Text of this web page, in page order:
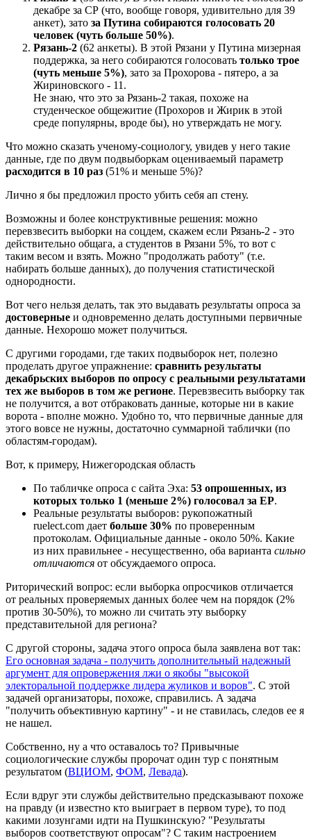
декабре за СР (что, вообще говоря, удивительно для 39
анкет), зато за Путина собираются голосовать 20
человек (чуть больше 50%).
Рязань-2 (62 анкеты). В этой Рязани у Путина мизерная
поддержка, за него собираются голосовать только трое
(чуть меньше 5%), зато за Прохорова - пятеро, а за
Жириновского - 11.
Не знаю, что это за Рязань-2 такая, похоже на
студенческое общежитие (Прохоров и Жирик в этой
среде популярны, вроде бы), но утверждать не могу.
Что можно сказать ученому-социологу, увидев у него такие
данные, где по двум подвыборкам оцениваемый параметр
расходится в 10 раз (51% и меньше 5%)?
Лично я бы предложил просто убить себя ап стену.
Возможны и более конструктивные решения: можно
перевзвесить выборки на соцдем, скажем если Рязань-2 - это
действительно общага, а студентов в Рязани 5%, то вот с
таким весом и взять. Можно "продолжать работу" (т.е.
набирать больше данных), до получения статистической
однородности.
Вот чего нельзя делать, так это выдавать результаты опроса за
достоверные и одновременно делать доступными первичные
данные. Нехорошо может получиться.
С другими городами, где таких подвыборок нет, полезно
проделать другое упражнение: сравнить результаты
декабрьских выборов по опросу с реальными результатами
тех же выборов в том же регионе. Перевзвесить выборку так
не получится, а вот отбраковать данные, которые ни в какие
ворота - вполне можно. Удобно то, что первичные данные для
этого вовсе не нужны, достаточно суммарной таблички (по
областям-городам).
Вот, к примеру, Нижегородская область
По табличке опроса с сайта Эха: 53 опрошенных, из
которых только 1 (меньше 2%) голосовал за ЕР.
Реальные результаты выборов: рукопожатный
ruelect.com дает больше 30% по проверенным
протоколам. Официальные данные - около 50%. Какие
из них правильнее - несущественно, оба варианта сильно
отличаются от обсуждаемого опроса.
Риторический вопрос: если выборка опросчиков отличается
от реальных проверяемых данных более чем на порядок (2%
против 30-50%), то можно ли считать эту выборку
представительной для региона?
С другой стороны, задача этого опроса была заявлена вот так:
Его основная задача - получить дополнительный надежный
аргумент для опровержения лжи о якобы "высокой
электоральной поддержке лидера жуликов и воров". С этой
задачей организаторы, похоже, справились. А задача
"получить объективную картину" - и не ставилась, следов ее я
не нашел.
Собственно, ну а что оставалось то? Привычные
социологические службы пророчат один тур с понятным
результатом (ВЦИОМ, ФОМ, Левада).
Если вдруг эти службы действительно предсказывают похоже
на правду (и известно кто выиграет в первом туре), то под
какими лозунгами идти на Пушкинскую? "Результаты
выборов соответствуют опросам"? С таким настроением